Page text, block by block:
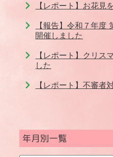
【レポート】お花見
【報告】令和７年度
開催しました
【レポート】クリス
した
【レポート】不審者
年月別一覧